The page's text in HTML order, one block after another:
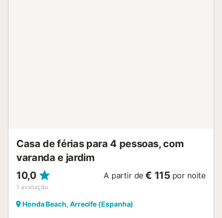
Casa de férias para 4 pessoas, com
varanda e jardim
10,0
1 avaliação
A partir de € 115 por noite
Honda Beach, Arrecife (Espanha)